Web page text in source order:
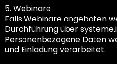
5. Webinare
Falls Webinare angeboten
Durchführung über
Personenbezogene Daten
und Einladung verarbeitet.